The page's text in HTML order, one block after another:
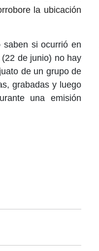
la ubicación
si ocurrió en
de junio) no hay
de un grupo de
grabadas y luego
una emisión